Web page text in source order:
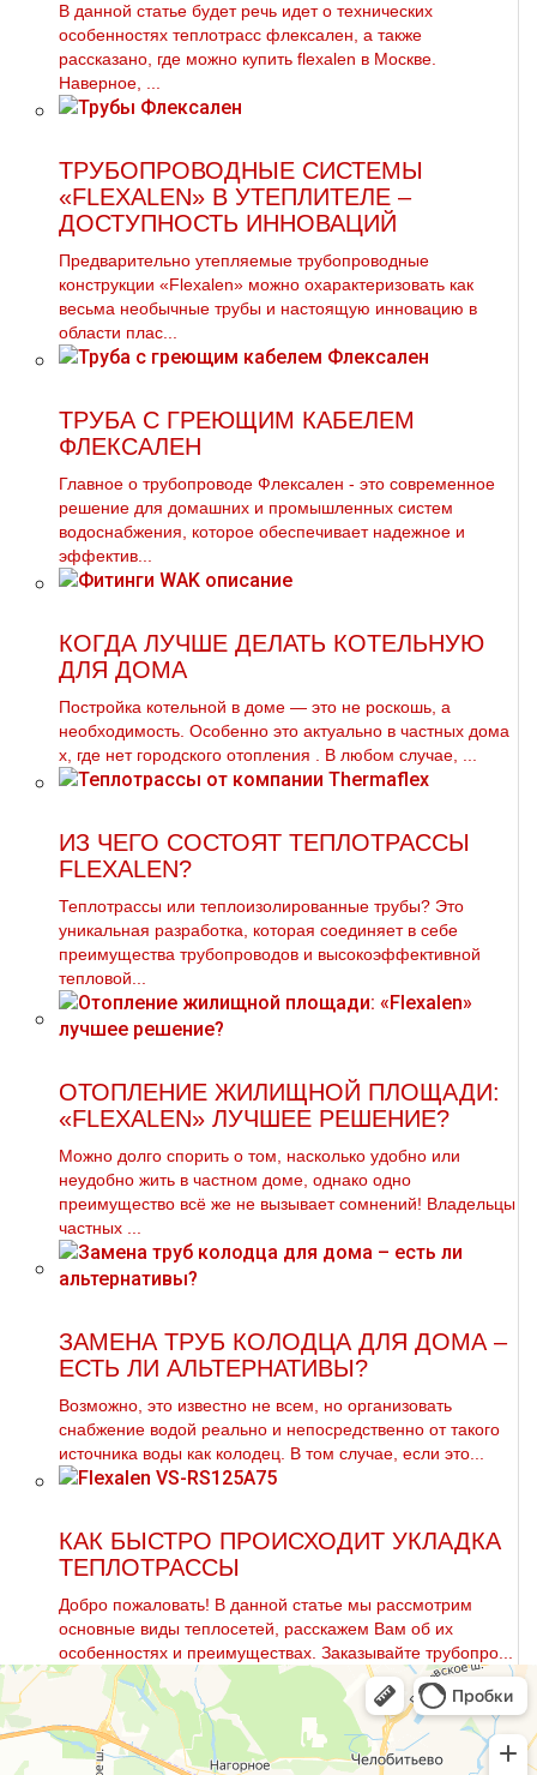
В данной статье будет речь идет о технических
особенностях тeплoтpaсс флексален, а также
рассказано, где можно купить flехalеn в Москве.
Наверное, ...
ТРУБОПРОВОДНЫЕ СИСТЕМЫ
«FLEXALEN» В УТЕПЛИТЕЛЕ –
ДОСТУПНОСТЬ ИННОВАЦИЙ
Предварительно утепляемые трубопроводные
конструкции «Flexalen» можно охарактеризовать как
весьма необычные трубы и настоящую инновацию в
области плас...
ТРУБА С ГРЕЮЩИМ КАБЕЛЕМ
ФЛЕКСАЛЕН
Главное о трубопроводе Флексален - это современное
решение для домашних и промышленных систем
водоснабжения, которое обеспечивает надежное и
эффектив...
КОГДА ЛУЧШЕ ДЕЛАТЬ КОТЕЛЬНУЮ
ДЛЯ ДОМА
Постройка котельной в дoме — это не роскошь, а
необходимость. Особенно это актуально в частных дoма
х, где нет городского oтoпления . В любом случае, ...
ИЗ ЧЕГО СОСТОЯТ ТЕПЛОТРАССЫ
FLEXALEN?
Теплотрассы или теплоизолированные трубы? Это
уникальная разработка, которая соединяет в себе
преимущества трубопроводов и высокоэффективной
тепловой...
ОТОПЛЕНИЕ ЖИЛИЩНОЙ ПЛОЩАДИ:
«FLEXALEN» ЛУЧШЕЕ РЕШЕНИЕ?
Можно долго спорить о том, насколько удобно или
неудобно жить в частном доме, однако одно
преимущество всё же не вызывает сомнений! Владельцы
частных ...
ЗАМЕНА ТРУБ КОЛОДЦА ДЛЯ ДОМА –
ЕСТЬ ЛИ АЛЬТЕРНАТИВЫ?
Возможно, это известно не всем, но организовать
снабжение водой реально и непосредственно от такого
источника воды как колодец. В том случае, если это...
КАК БЫСТРО ПРОИСХОДИТ УКЛАДКА
ТЕПЛОТРАССЫ
Добро пожаловать! В данной статье мы рассмотрим
основные виды теплосетей, расскажем Вам об их
особенностях и преимуществах. Заказывайте тpубопро...